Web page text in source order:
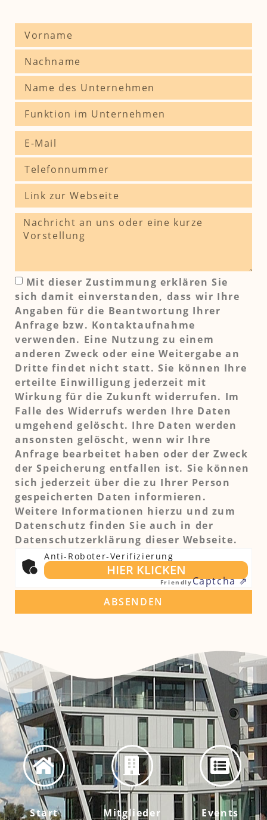
Mit dieser Zustimmung erklären Sie
sich damit einverstanden, dass wir Ihre
Angaben für die Beantwortung Ihrer
Anfrage bzw. Kontaktaufnahme
verwenden. Eine Nutzung zu einem
anderen Zweck oder eine Weitergabe an
Dritte findet nicht statt. Sie können Ihre
erteilte Einwilligung jederzeit mit
Wirkung für die Zukunft widerrufen. Im
Falle des Widerrufs werden Ihre Daten
umgehend gelöscht. Ihre Daten werden
ansonsten gelöscht, wenn wir Ihre
Anfrage bearbeitet haben oder der Zweck
der Speicherung entfallen ist. Sie können
sich jederzeit über die zu Ihrer Person
gespeicherten Daten informieren.
Weitere Informationen hierzu und zum
Datenschutz finden Sie auch in der
Datenschutzerklärung dieser Webseite.
Anti-Roboter-Verifizierung
HIER KLICKEN
FriendlyCaptcha ⇗
ABSENDEN
Start Mitglieder Events